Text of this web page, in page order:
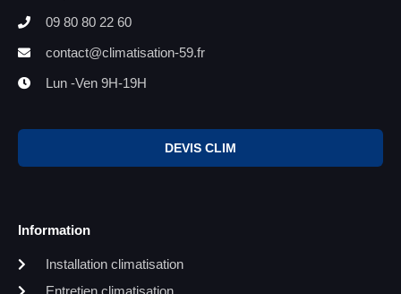
09 80 80 22 60
contact@climatisation-59.fr
Lun -Ven 9H-19H
DEVIS CLIM
Information
Installation climatisation
Entretien climatisation